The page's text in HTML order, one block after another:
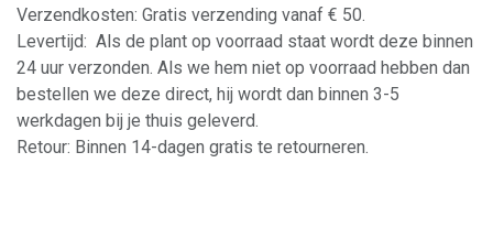
Verzendkosten: Gratis verzending vanaf € 50.
Levertijd: Als de plant op voorraad staat wordt deze binnen
24 uur verzonden. Als we hem niet op voorraad hebben dan
bestellen we deze direct, hij wordt dan binnen 3-5
werkdagen bij je thuis geleverd.
Retour: Binnen 14-dagen gratis te retourneren.